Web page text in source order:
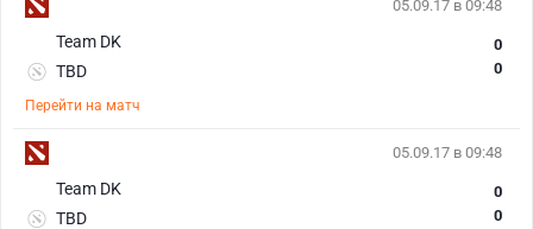
05.09.17 в 09:48
Team DK
TBD
0
0
Перейти на матч
05.09.17 в 09:48
Team DK
TBD
0
0